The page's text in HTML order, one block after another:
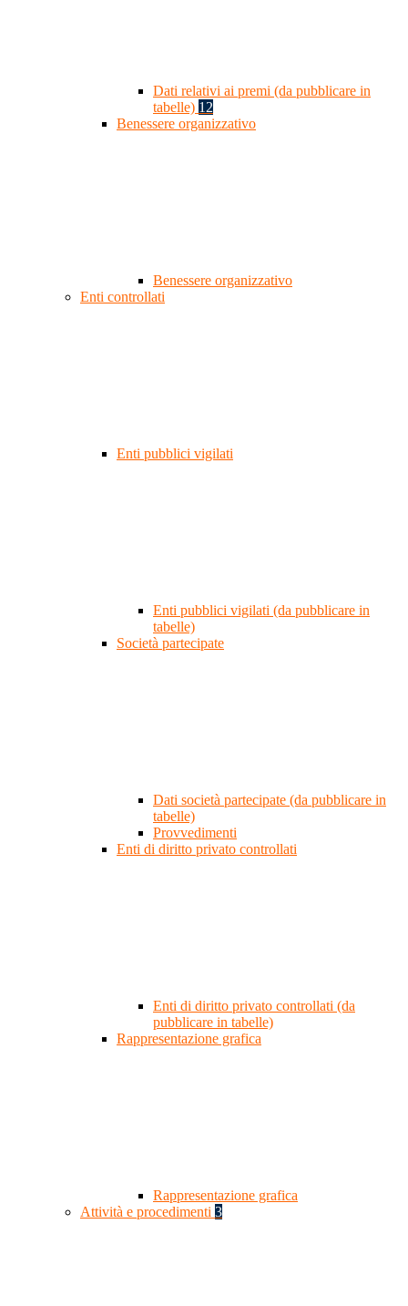
Dati relativi ai premi (da pubblicare in
tabelle) 12
Benessere organizzativo
Benessere organizzativo
Enti controllati
Enti pubblici vigilati
Enti pubblici vigilati (da pubblicare in
tabelle)
Società partecipate
Dati società partecipate (da pubblicare in
tabelle)
Provvedimenti
Enti di diritto privato controllati
Enti di diritto privato controllati (da
pubblicare in tabelle)
Rappresentazione grafica
Rappresentazione grafica
Attività e procedimenti 3